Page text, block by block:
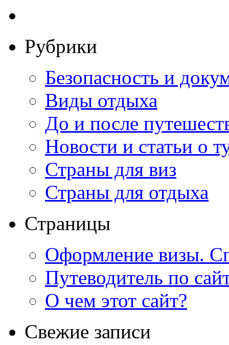
Рубрики
Безопасность и
Виды отдыха
До и после
Новости и статьи о
Страны для виз
Страны для отдыха
Страницы
Оформление визы.
Путеводитель по
О чем этот сайт?
Свежие записи